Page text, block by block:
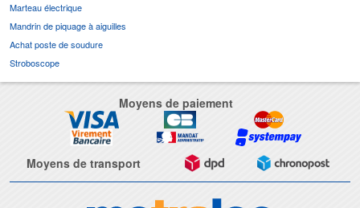
Marteau électrique
Mandrin de piquage à aiguilles
Achat poste de soudure
Stroboscope
Moyens de paiement
Moyens de transport